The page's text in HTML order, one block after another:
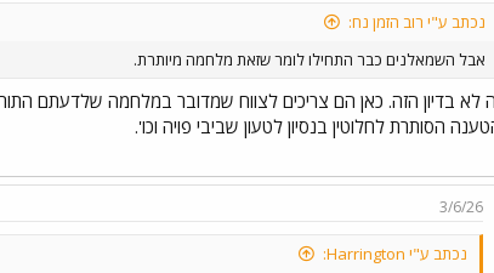
נכתב ע"י רוב הזמן נח:
אבל השמאלנים כבר התחילו לומר שזאת מלחמה מיותרת.
לא בדיון הזה. כאן הם צריכים לצווח שמדובר במלחמה שלדעתם
הסותרת לחלוטין בנסיון לטעון שביבי פויה וכו'.
3/6/26
נכתב ע"י Harrington: